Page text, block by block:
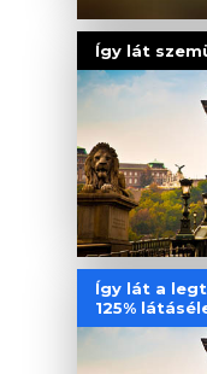
Így lát
Így lát a
125%